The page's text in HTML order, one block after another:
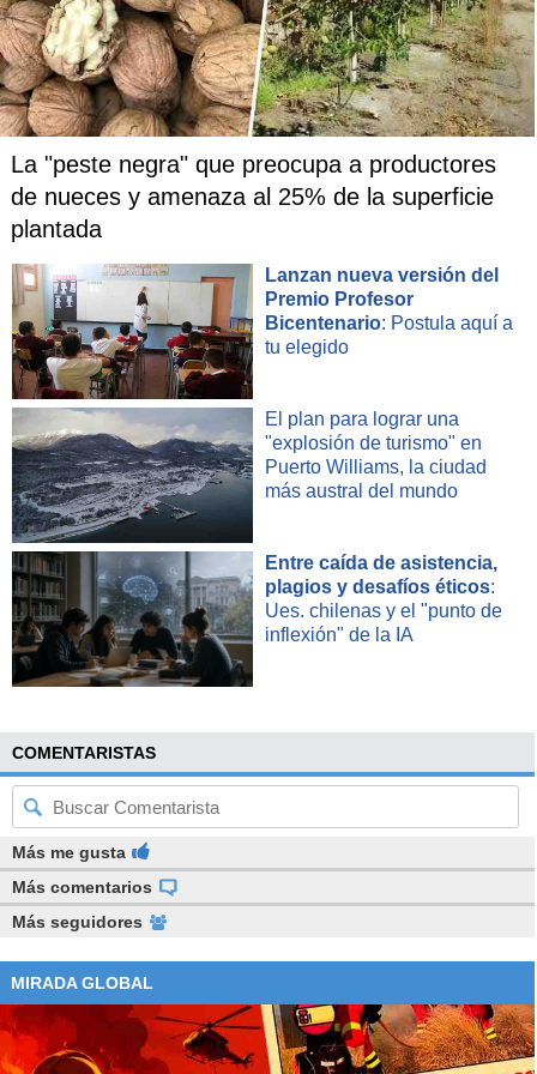
La "peste negra" que preocupa a productores
de nueces y amenaza al 25% de la superficie
plantada
Lanzan nueva versión del
Premio Profesor
Bicentenario: Postula aquí a
tu elegido
El plan para lograr una
"explosión de turismo" en
Puerto Williams, la ciudad
más austral del mundo
Entre caída de asistencia,
plagios y desafíos éticos:
Ues. chilenas y el "punto de
inflexión" de la IA
COMENTARISTAS
Más me gusta
Más comentarios
Más seguidores
MIRADA GLOBAL